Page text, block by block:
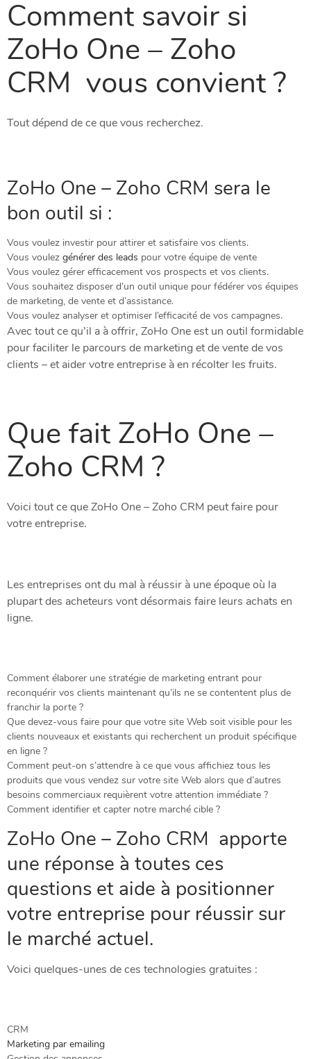
Comment savoir si
ZoHo One – Zoho
CRM vous convient ?
Tout dépend de ce que vous recherchez.
ZoHo One – Zoho CRM sera le
bon outil si :
Vous voulez investir pour attirer et satisfaire vos clients.
Vous voulez générer des leads pour votre équipe de vente
Vous voulez gérer efficacement vos prospects et vos clients.
Vous souhaitez disposer d’un outil unique pour fédérer vos équipes
de marketing, de vente et d’assistance.
Vous voulez analyser et optimiser l’efficacité de vos campagnes.
Avec tout ce qu’il a à offrir, ZoHo One est un outil formidable
pour faciliter le parcours de marketing et de vente de vos
clients – et aider votre entreprise à en récolter les fruits.
Que fait ZoHo One –
Zoho CRM ?
Voici tout ce que ZoHo One – Zoho CRM peut faire pour
votre entreprise.
Les entreprises ont du mal à réussir à une époque où la
plupart des acheteurs vont désormais faire leurs achats en
ligne.
Comment élaborer une stratégie de marketing entrant pour
reconquérir vos clients maintenant qu’ils ne se contentent plus de
franchir la porte ?
Que devez-vous faire pour que votre site Web soit visible pour les
clients nouveaux et existants qui recherchent un produit spécifique
en ligne ?
Comment peut-on s’attendre à ce que vous affichiez tous les
produits que vous vendez sur votre site Web alors que d’autres
besoins commerciaux requièrent votre attention immédiate ?
Comment identifier et capter notre marché cible ?
ZoHo One – Zoho CRM apporte
une réponse à toutes ces
questions et aide à positionner
votre entreprise pour réussir sur
le marché actuel.
Voici quelques-unes de ces technologies gratuites :
CRM
Marketing par emailing